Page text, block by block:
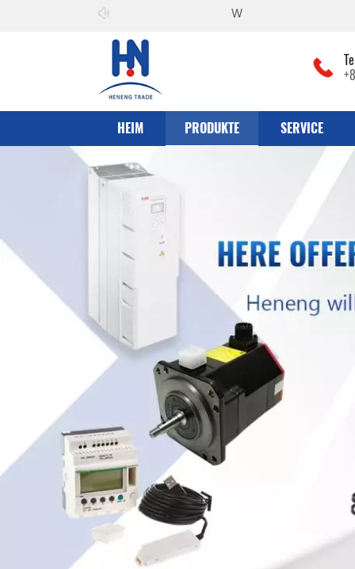
Willkommen zuhe can co., Ltd
HEIM PRODUKTE SERVICE